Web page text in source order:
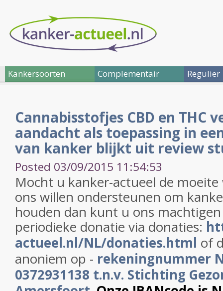
Kankersoorten Complementair Regulier
Cannabisstofjes CBD en THC
aandacht als toepassing in
van kanker blijkt uit review
Posted 03/09/2015 11:54:53
Mocht u kanker-actueel de
ons willen ondersteunen om
houden dan kunt u ons
periodieke donatie via donaties:
actueel.nl/NL/donaties.html of
anoniem op - rekeningnummer
0372931138 t.n.v. Stichting